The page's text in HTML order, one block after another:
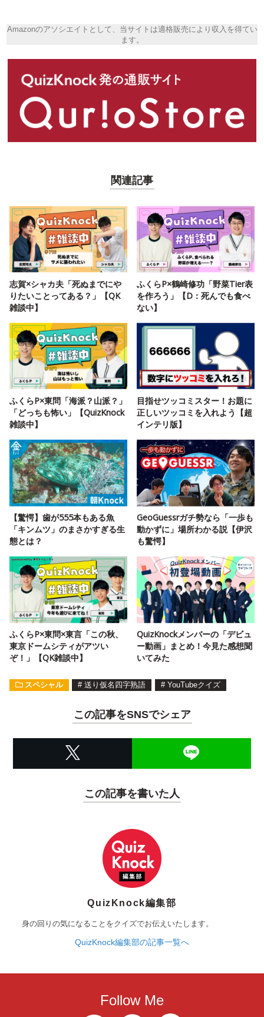
Amazonのアソシエイトとして、当サイトは適格販売により収入を得てい
ます。
関連記事
志賀×シャカ夫「死ぬまでにや
りたいことってある？」【QK
雑談中】
ふくらP×鶴崎修功「野菜Tier表
を作ろう」【D：死んでも食べ
ない】
ふくらP×東問「海派？山派？」
「どっちも怖い」【QuizKnock
雑談中】
目指せツッコミスター！お題に
正しいツッコミを入れよう【超
インテリ版】
【驚愕】歯が555本もある魚
「キンムツ」のまさかすぎる生
態とは？
GeoGuessrガチ勢なら「一歩も
動かずに」場所わかる説【伊沢
も驚愕】
ふくらP×東問×東言「この秋、
東京ドームシティがアツい
ぞ！」【QK雑談中】
QuizKnockメンバーの「デビュ
ー動画」まとめ！今見た感想聞
いてみた
スペシャル # 送り仮名四字熟語 # YouTubeクイズ
この記事をSNSでシェア
この記事を書いた人
QuizKnock編集部
身の回りの気になることをクイズでお伝えいたします。
QuizKnock編集部の記事一覧へ
Follow Me